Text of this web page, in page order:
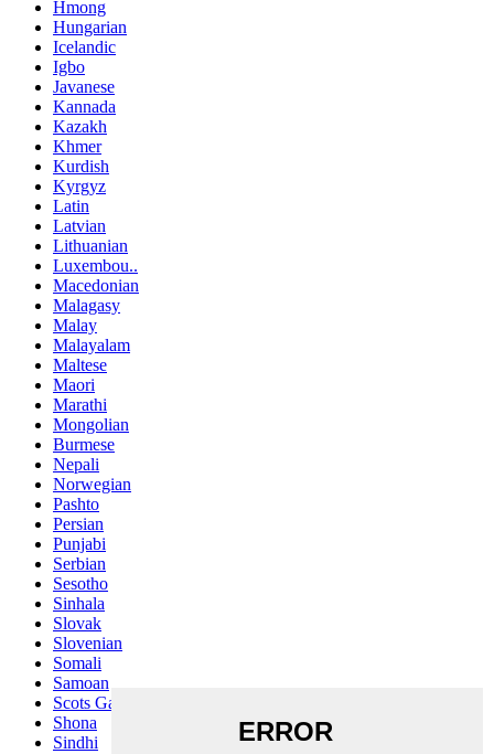
Hmong
Hungarian
Icelandic
Igbo
Javanese
Kannada
Kazakh
Khmer
Kurdish
Kyrgyz
Latin
Latvian
Lithuanian
Luxembou..
Macedonian
Malagasy
Malay
Malayalam
Maltese
Maori
Marathi
Mongolian
Burmese
Nepali
Norwegian
Pashto
Persian
Punjabi
Serbian
Sesotho
Sinhala
Slovak
Slovenian
Somali
Samoan
Scots Gaelic
Shona
Sindhi